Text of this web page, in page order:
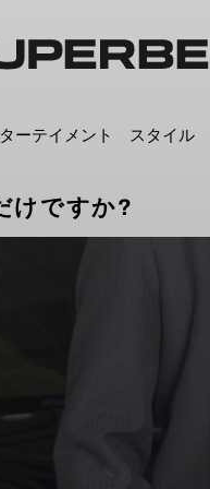
ーテイメント スタイル
けですか?